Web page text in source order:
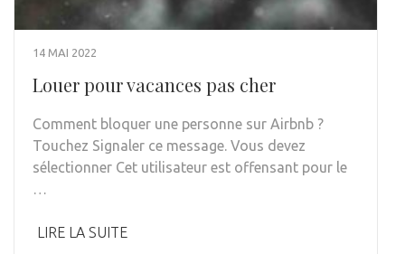
14 MAI 2022
Louer pour vacances pas cher
Comment bloquer une personne sur Airbnb ?
Touchez Signaler ce message. Vous devez
sélectionner Cet utilisateur est offensant pour le
…
LIRE LA SUITE